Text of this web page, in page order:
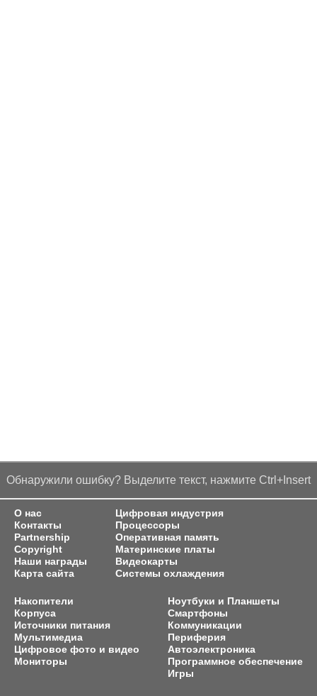
Обнаружили ошибку? Выделите текст, нажмите Ctrl+Insert
О нас
Контакты
Partnership
Copyright
Наши награды
Карта сайта
Цифровая индустрия
Процессоры
Оперативная память
Материнские платы
Видеокарты
Системы охлаждения
Накопители
Корпуса
Источники питания
Мультимедиа
Цифровое фото и видео
Мониторы
Ноутбуки и Планшеты
Смартфоны
Коммуникации
Периферия
Автоэлектроника
Программное обеспечение
Игры